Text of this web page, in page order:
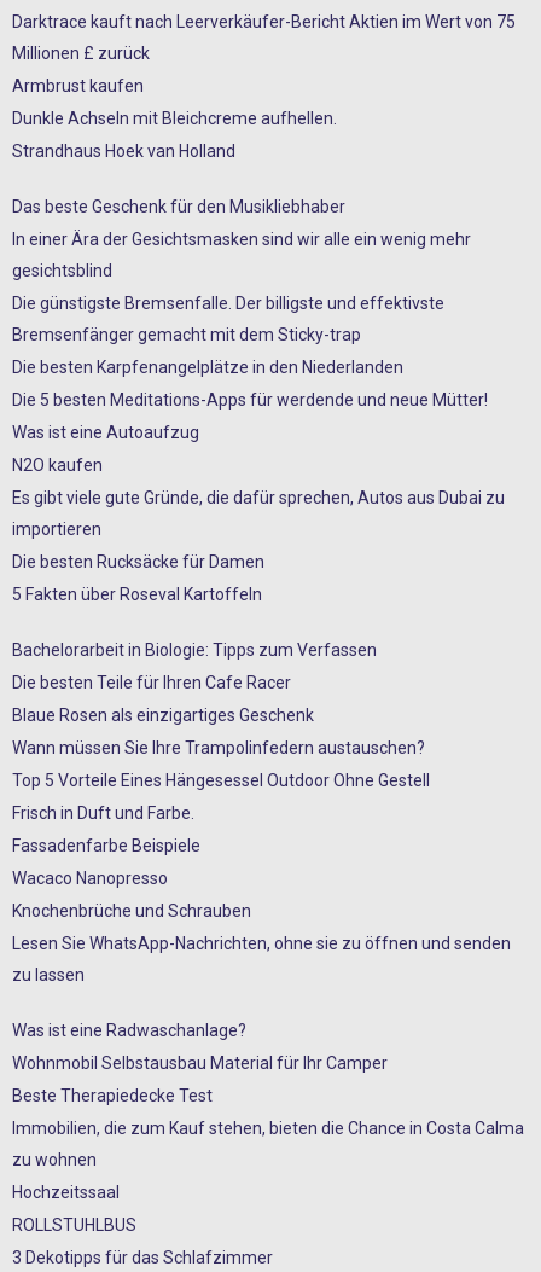
Darktrace kauft nach Leerverkäufer-Bericht Aktien im Wert von 75
Millionen £ zurück
Armbrust kaufen
Dunkle Achseln mit Bleichcreme aufhellen.
Strandhaus Hoek van Holland
Das beste Geschenk für den Musikliebhaber
In einer Ära der Gesichtsmasken sind wir alle ein wenig mehr
gesichtsblind
Die günstigste Bremsenfalle. Der billigste und effektivste
Bremsenfänger gemacht mit dem Sticky-trap
Die besten Karpfenangelplätze in den Niederlanden
Die 5 besten Meditations-Apps für werdende und neue Mütter!
Was ist eine Autoaufzug
N2O kaufen
Es gibt viele gute Gründe, die dafür sprechen, Autos aus Dubai zu
importieren
Die besten Rucksäcke für Damen
5 Fakten über Roseval Kartoffeln
Bachelorarbeit in Biologie: Tipps zum Verfassen
Die besten Teile für Ihren Cafe Racer
Blaue Rosen als einzigartiges Geschenk
Wann müssen Sie Ihre Trampolinfedern austauschen?
Top 5 Vorteile Eines Hängesessel Outdoor Ohne Gestell
Frisch in Duft und Farbe.
Fassadenfarbe Beispiele
Wacaco Nanopresso
Knochenbrüche und Schrauben
Lesen Sie WhatsApp-Nachrichten, ohne sie zu öffnen und senden
zu lassen
Was ist eine Radwaschanlage?
Wohnmobil Selbstausbau Material für Ihr Camper
Beste Therapiedecke Test
Immobilien, die zum Kauf stehen, bieten die Chance in Costa Calma
zu wohnen
Hochzeitssaal
ROLLSTUHLBUS
3 Dekotipps für das Schlafzimmer